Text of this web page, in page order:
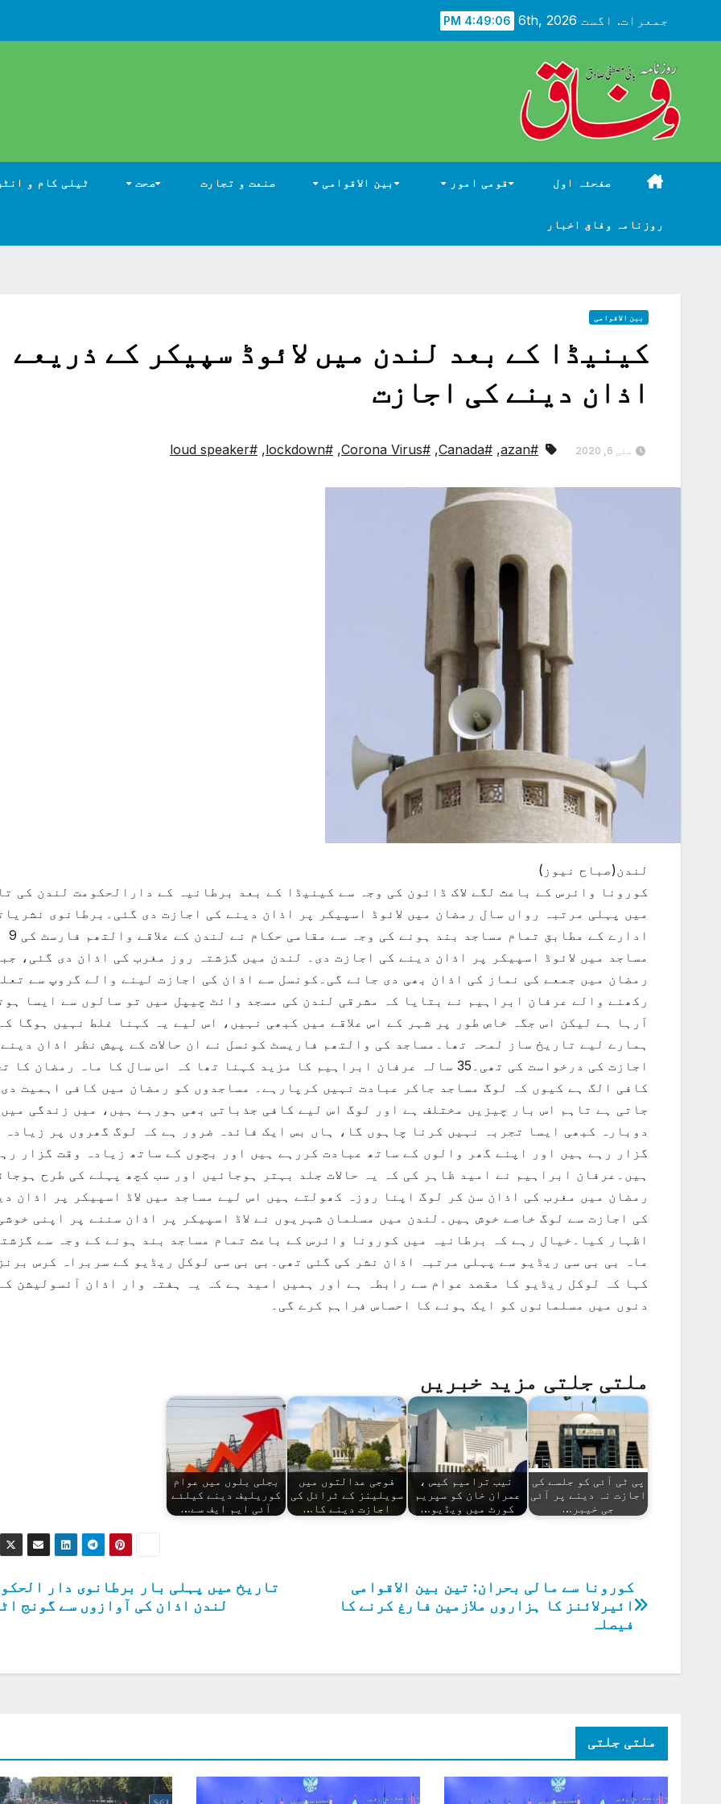
جمعرات. اگست 6th, 2026 4:49:07 PM
صفحئہ اول قومی امور بین الاقوامی صنعت و تجارت صحت ٹیلی کام و
روزنامہ وفاق اخبار
بین الاقوامی
کینیڈا کے بعد لندن میں لائوڈ سپیکر کے ذریعے
اذان دینے کی اجازت
مئی 6, 2020 #azan
,
#Canada
,
#Corona Virus
,
#lockdown
,
#loud speaker
لندن(صباح نیوز)
کورونا وائرس کے باعث لگے لاک ڈائون کی وجہ سے کینیڈا کے بعد برطانیہ کے دارالحکومت لندن کی
میں پہلی مرتبہ رواں سال رمضان میں لائوڈ اسپیکر پر اذان دینے کی اجازت دی گئی۔برطانوی
ادارے کے مطابق تمام مساجد بند ہونے کی وجہ سے مقامی حکام نے لندن کے علاقے والتھم فارسٹ کی 9
مساجد میں لائوڈ اسپیکر پر اذان دینے کی اجازت دی۔ لندن میں گزشتہ روز مغرب کی اذان دی گئی،
رمضان میں جمعے کی نماز کی اذان بھی دی جائے گی۔کونسل سے اذان کی اجازت لینے والے گروپ سے
رکھنے والے عرفان ابراہیم نے بتایا کہ مشرقی لندن کی مسجد وائٹ چیپل میں تو سالوں سے ایسا
آرہا ہے لیکن اس جگہ خاص طور پر شہر کے اس علاقے میں کبھی نہیں، اس لیے یہ کہنا غلط نہیں ہوگا کہ
ہمارے لیے تاریخ ساز لمحہ تھا۔مساجد کی والتھم فاریسٹ کونسل نے ان حالات کے پیش نظر اذان
اجازت کی درخواست کی تھی۔35 سالہ عرفان ابراہیم کا مزید کہنا تھا کہ اس سال کا ماہ رمضان کا
کافی الگ ہے کیوں کہ لوگ مساجد جاکر عبادت نہیں کرپارہے۔ مساجدوں کو رمضان میں کافی اہمیت دی
جاتی ہے تاہم اس بار چیزیں مختلف ہے اور لوگ اس لیے کافی جذباتی بھی ہورہے ہیں، میں زندگی میں
دوبارہ کبھی ایسا تجربہ نہیں کرنا چاہوں گا، ہاں بس ایک فائدہ ضرور ہے کہ لوگ گھروں پر زیادہ
گزار رہے ہیں اور اپنے گھر والوں کے ساتھ عبادت کررہے ہیں اور بچوں کے ساتھ زیادہ وقت گزار
ہیں۔عرفان ابراہیم نے امید ظاہر کی کہ یہ حالات جلد بہتر ہوجائیں اور سب کچھ پہلے کی طرح
رمضان میں مغرب کی اذان سن کر لوگ اپنا روزہ کھولتے ہیں اس لیے مساجد میں لاڈ اسپیکر پر اذان
کی اجازت سے لوگ خاصے خوش ہیں۔لندن میں مسلمان شہریوں نے لاڈ اسپیکر پر اذان سننے پر اپنی
اظہار کیا۔خیال رہے کہ برطانیہ میں کورونا وائرس کے باعث تمام مساجد بند ہونے کے وجہ سے
ماہ بی بی سی ریڈیو سے پہلی مرتبہ اذان نشر کی گئی تھی۔بی بی سی لوکل ریڈیو کے سربراہ کرس
کہا کہ لوکل ریڈیو کا مقصد عوام سے رابطہ ہے اور ہمیں امید ہے کہ یہ ہفتہ وار اذان آئسولیشن
دنوں میں مسلمانوں کو ایک ہونے کا احساس فراہم کرے گی۔
ملتی جلتی مزید خبریں
پی ٹی آئی کو جلسے کی
اجازت نہ دینے پر آئی
جی خیبر…
نیب ترامیم کیس ،
عمران خان کو سپریم
کورٹ میں ویڈیو…
فوجی عدالتوں میں
سویلینز کے ٹرائل کی
اجازت دینے کا…
بجلی بلوں میں عوام
کوریلیف دینے کیلئے
آئی ایم ایف سے…
پوسٹوں
کی
تاریخ میں پہلی بار برطانوی دار
لندن اذان کی آوازوں سے گونج
کورونا سے مالی بحران: تین بین الاقوامی
ائیرلائنز کا ہزاروں ملازمین فارغ کرنے کا
فیصلہ
ملتی جلتی